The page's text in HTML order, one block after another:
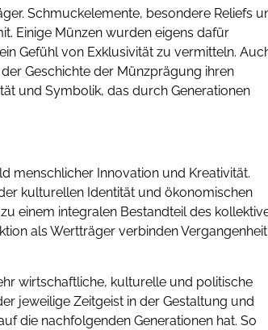
Schmuckelemente, besondere Reliefs
Einige Münzen wurden eigens dafür
Gefühl von Exklusivität zu vermitteln.
Geschichte der Münzprägung ihren
und Symbolik, das durch Generationen
menschlicher Innovation und Kreativität.
kulturellen Identität und ökonomischen
einem integralen Bestandteil des
als Wertträger verbinden Vergangenheit
wirtschaftliche, kulturelle und politische
jeweilige Zeitgeist in der Gestaltung und
die nachfolgenden Generationen hat. So